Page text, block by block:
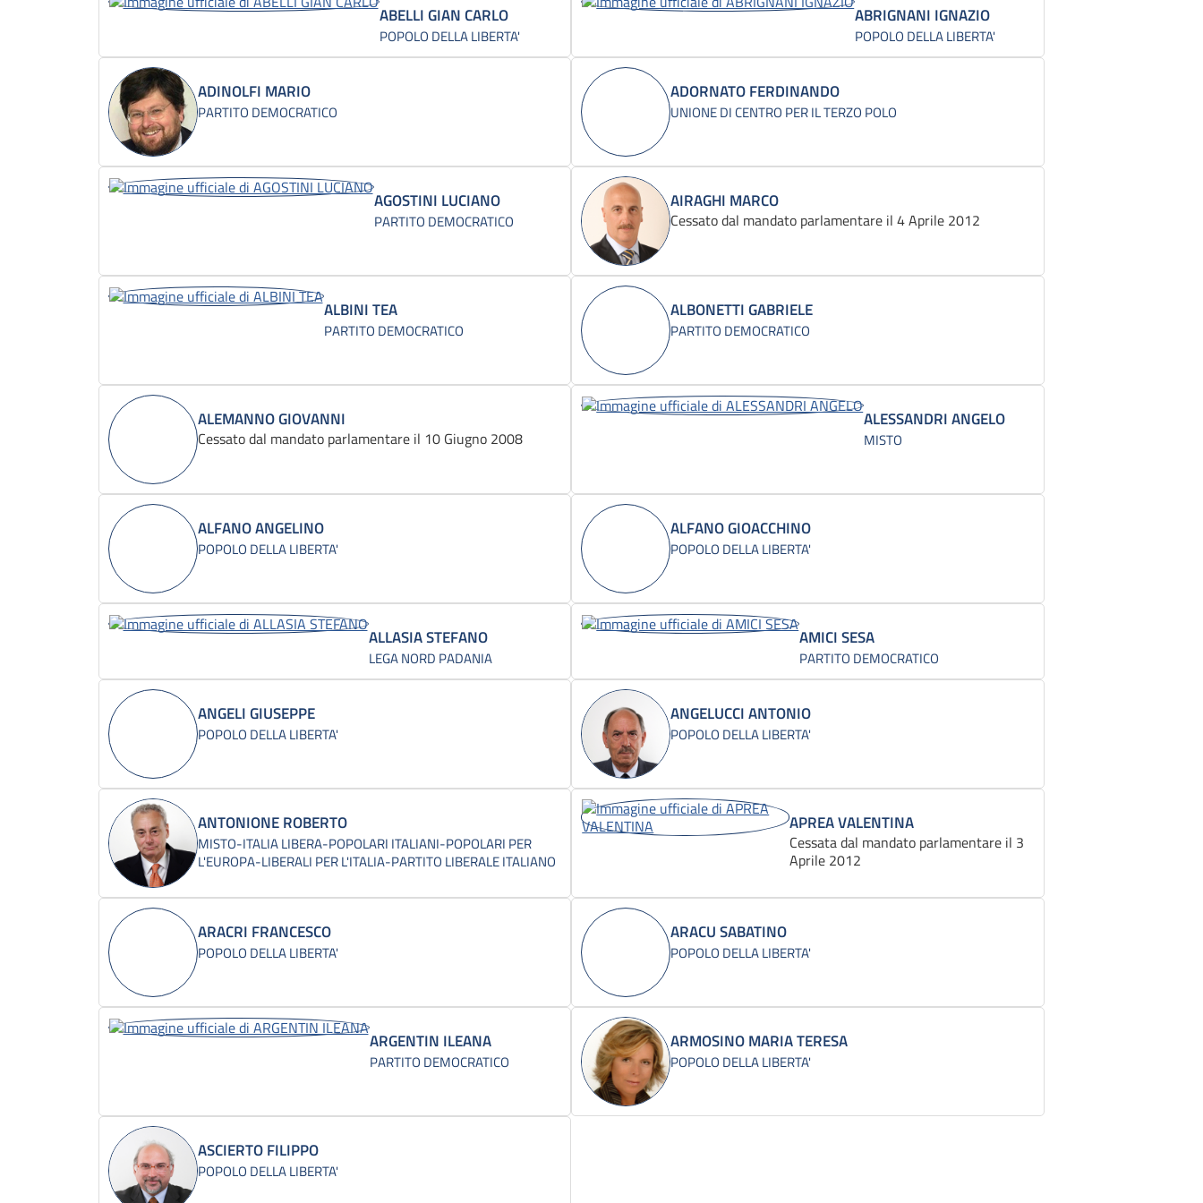
ABELLI GIAN CARLO
POPOLO DELLA LIBERTA'
ABRIGNANI IGNAZIO
POPOLO DELLA LIBERTA'
ADINOLFI MARIO
PARTITO DEMOCRATICO
ADORNATO FERDINANDO
UNIONE DI CENTRO PER IL TERZO POLO
AGOSTINI LUCIANO
PARTITO DEMOCRATICO
AIRAGHI MARCO
Cessato dal mandato parlamentare il 4 Aprile 2012
ALBINI TEA
PARTITO DEMOCRATICO
ALBONETTI GABRIELE
PARTITO DEMOCRATICO
ALEMANNO GIOVANNI
Cessato dal mandato parlamentare il 10 Giugno 2008
ALESSANDRI ANGELO
MISTO
ALFANO ANGELINO
POPOLO DELLA LIBERTA'
ALFANO GIOACCHINO
POPOLO DELLA LIBERTA'
ALLASIA STEFANO
LEGA NORD PADANIA
AMICI SESA
PARTITO DEMOCRATICO
ANGELI GIUSEPPE
POPOLO DELLA LIBERTA'
ANGELUCCI ANTONIO
POPOLO DELLA LIBERTA'
ANTONIONE ROBERTO
MISTO-ITALIA LIBERA-POPOLARI ITALIANI-POPOLARI PER
L'EUROPA-LIBERALI PER L'ITALIA-PARTITO LIBERALE ITALIANO
APREA VALENTINA
Cessata dal mandato parlamentare il 3
Aprile 2012
ARACRI FRANCESCO
POPOLO DELLA LIBERTA'
ARACU SABATINO
POPOLO DELLA LIBERTA'
ARGENTIN ILEANA
PARTITO DEMOCRATICO
ARMOSINO MARIA TERESA
POPOLO DELLA LIBERTA'
ASCIERTO FILIPPO
POPOLO DELLA LIBERTA'